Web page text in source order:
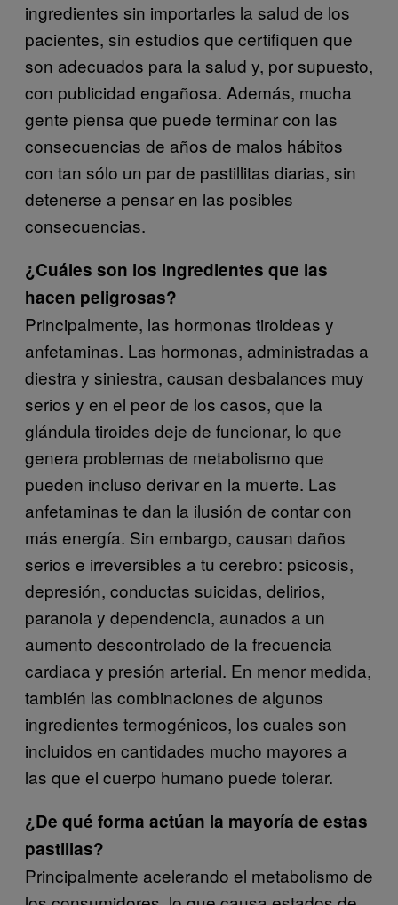
ingredientes sin importarles la salud de los
pacientes, sin estudios que certifiquen que
son adecuados para la salud y, por supuesto,
con publicidad engañosa. Además, mucha
gente piensa que puede terminar con las
consecuencias de años de malos hábitos
con tan sólo un par de pastillitas diarias, sin
detenerse a pensar en las posibles
consecuencias.
¿Cuáles son los ingredientes que las
hacen peligrosas?
Principalmente, las hormonas tiroideas y
anfetaminas. Las hormonas, administradas a
diestra y siniestra, causan desbalances muy
serios y en el peor de los casos, que la
glándula tiroides deje de funcionar, lo que
genera problemas de metabolismo que
pueden incluso derivar en la muerte. Las
anfetaminas te dan la ilusión de contar con
más energía. Sin embargo, causan daños
serios e irreversibles a tu cerebro: psicosis,
depresión, conductas suicidas, delirios,
paranoia y dependencia, aunados a un
aumento descontrolado de la frecuencia
cardiaca y presión arterial. En menor medida,
también las combinaciones de algunos
ingredientes termogénicos, los cuales son
incluidos en cantidades mucho mayores a
las que el cuerpo humano puede tolerar.
¿De qué forma actúan la mayoría de estas
pastillas?
Principalmente acelerando el metabolismo de